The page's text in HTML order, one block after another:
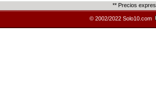
** Precios
© 2002/2022 Solo10.com